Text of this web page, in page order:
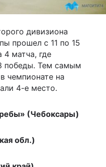
дивизиона
прошел с 11 по 15
4 матча, где
победы. Тем самым
чемпионате на
4-е место.
(Чебоксары)
обл.)